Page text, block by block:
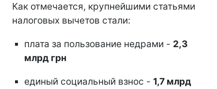
Как отмечается, крупнейшими статьями
налоговых вычетов стали:
плата за пользование недрами - 2,3
млрд грн
единый социальный взнос - 1,7 млрд